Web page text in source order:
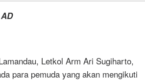
Letkol Arm Ari Sugiharto,
para pemuda yang akan mengikuti